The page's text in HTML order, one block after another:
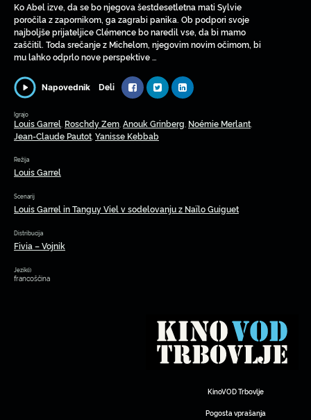
Ko Abel izve, da se bo njegova šestdesetletna mati Sylvie
poročila z zapornikom, ga zagrabi panika. Ob podpori svoje
najboljše prijateljice Clémence bo naredil vse, da bi mamo
zaščitil. Toda srečanje z Michelom, njegovim novim očimom, bi
mu lahko odprlo nove perspektive …
Napovednik Deli
Igrajo
Louis Garrel Roschdy Zem Anouk Grinberg Noémie Merlant
Jean-Claude Pautot Yanisse Kebbab
Režija
Louis Garrel
Scenarij
Louis Garrel in Tanguy Viel v sodelovanju z Naïlo Guiguet
Distribucija
Fivia – Vojnik
Jezik(i)
francoščina
KinoVOD Trbovlje
Pogosta vprašanja